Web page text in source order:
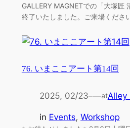
GALLERY MAGNETでの「大塚匠
終了いたしました。ご来場くださ
76. いまここアート第14回
2025, 02/23–—atAlley
in Events, Workshop